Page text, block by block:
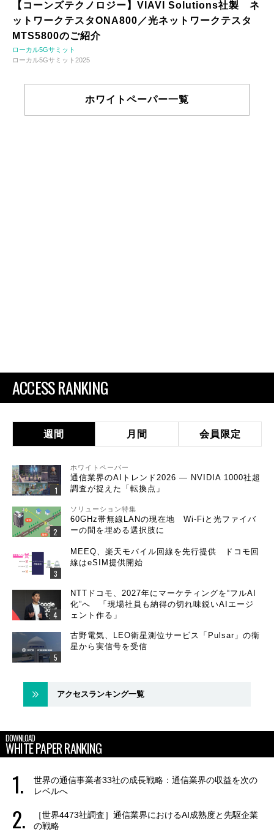
【コーンズテクノロジー】VIAVI Solutions社製 ネ
ットワークテスタONA800／光ネットワークテスタ
MTS5800のご紹介
ローカル5Gサミット
ローカル5Gサミット2025
ホワイトペーパー一覧
ACCESS RANKING
週間 月間 会員限定
ホワイトペーパー
通信業界のAIトレンド2026 ― NVIDIA 1000社超
調査が捉えた「転換点」
ソリューション特集
60GHz帯無線LANの現在地 Wi-Fiと光ファイバ
ーの間を埋める選択肢に
MEEQ、楽天モバイル回線を先行提供 ドコモ回
線はeSIM提供開始
NTTドコモ、2027年にマーケティングを“フルAI
化”へ 「現場社員も納得の切れ味鋭いAIエージ
ェント作る」
古野電気、LEO衛星測位サービス「Pulsar」の衛
星から実信号を受信
アクセスランキング一覧
DOWNLOAD
WHITE PAPER RANKING
世界の通信事業者33社の成長戦略：通信業界の収益を次の
レベルへ
［世界4473社調査］通信業界におけるAI成熟度と先駆企業
の戦略